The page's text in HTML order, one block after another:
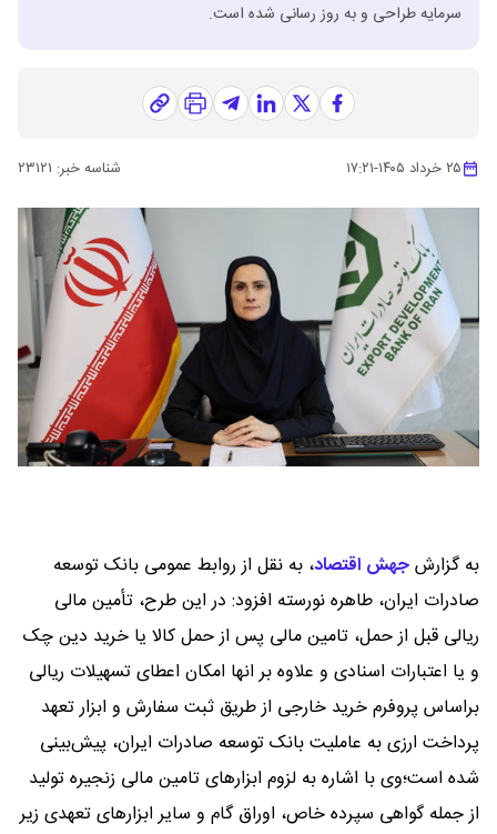
سرمایه طراحی و به روز رسانی شده است.
۲۵ خرداد ۱۴۰۵ -۱۷:۲۱ شناسه خبر: ۲۳۱۲۱
به گزارشجهش اقتصاد، به نقل از روابط عمومی بانک توسعه
صادرات ایران، طاهره نورسته افزود: در این طرح، تأمین مالی
ریالی قبل از حمل، تامین مالی پس از حمل کالا یا خرید دین چک
و یا اعتبارات اسنادی و علاوه بر انها امکان اعطای تسهیلات ریالی
براساس پروفرم خرید خارجی از طریق ثبت سفارش و ابزار تعهد
پرداخت ارزی به عاملیت بانک توسعه صادرات ایران، پیش‌بینی
شده است؛وی با اشاره به لزوم ابزارهای تامین مالی زنجیره تولید
از جمله گواهی سپرده خاص، اوراق گام و سایر ابزارهای تعهدی زیر